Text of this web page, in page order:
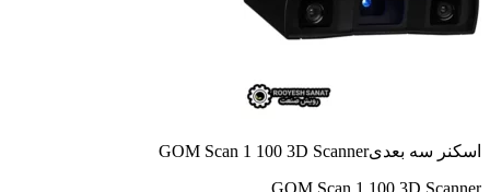
اسکنر سه بعدیGOM Scan 1 100 3D Scanner